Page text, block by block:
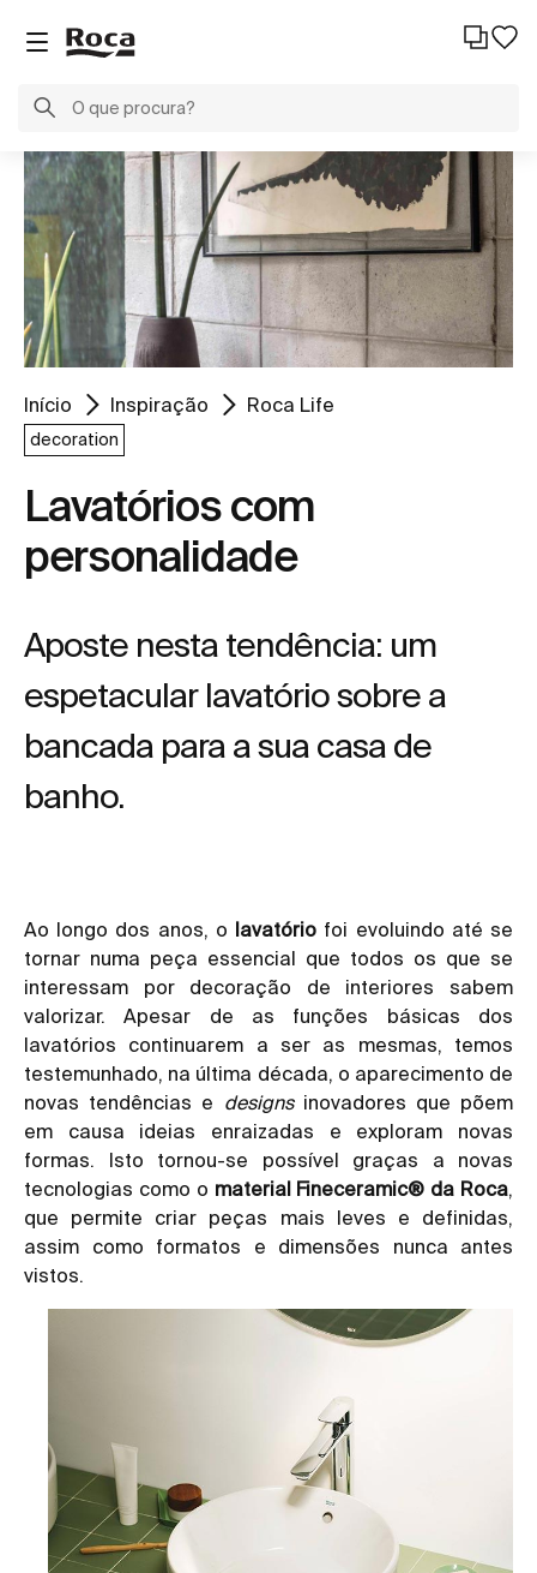
Início Inspiração Roca Life
decoration
Lavatórios com
personalidade
Aposte nesta tendência: um
espetacular lavatório sobre a
bancada para a sua casa de
banho.
Ao longo dos anos, o lavatório foi evoluindo até se
tornar numa peça essencial que todos os que se
interessam por decoração de interiores sabem
valorizar. Apesar de as funções básicas dos
lavatórios continuarem a ser as mesmas, temos
testemunhado, na última década, o aparecimento de
novas tendências e designs inovadores que põem
em causa ideias enraizadas e exploram novas
formas. Isto tornou-se possível graças a novas
tecnologias como o material Fineceramic® da Roca
que permite criar peças mais leves e definidas,
assim como formatos e dimensões nunca antes
vistos.